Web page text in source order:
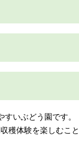
いぶどう園です。
穫体験を楽しむこと